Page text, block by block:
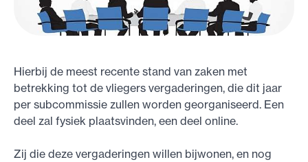
Hierbij de meest recente stand van zaken met
betrekking tot de vliegers vergaderingen, die dit jaar
per subcommissie zullen worden georganiseerd. Een
deel zal fysiek plaatsvinden, een deel online.
Zij die deze vergaderingen willen bijwonen, en nog